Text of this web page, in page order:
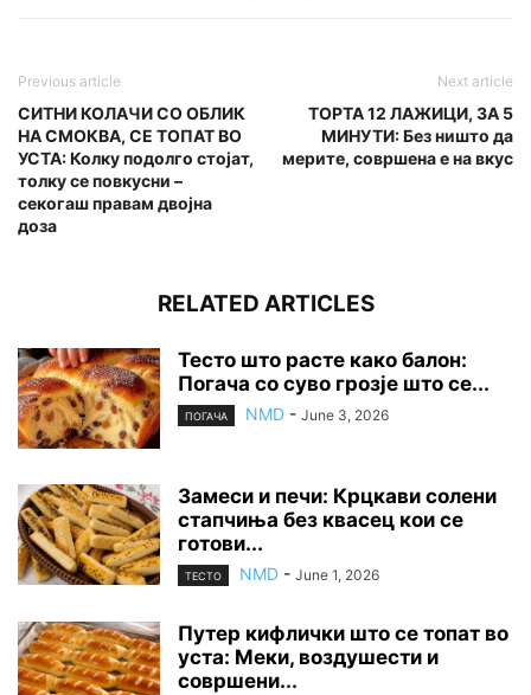
Previous article
СИТНИ КОЛАЧИ СО ОБЛИК
НА СМОКВА, СЕ ТОПАТ ВО
УСТА: Колку подолго стојат,
толку се повкусни –
секогаш правам двојна
доза
Next article
ТОРТА 12 ЛАЖИЦИ, ЗА 5
МИНУТИ: Без ништо да
мерите, совршена е на вкус
RELATED ARTICLES
Тесто што расте како балон:
Погача со суво грозје што се...
ПОГАЧА NMD - June 3, 2026
Замеси и печи: Крцкави солени
стапчиња без квасец кои се
готови...
ТЕСТО NMD - June 1, 2026
Путер кифлички што се топат во
уста: Меки, воздушести и
совршени...